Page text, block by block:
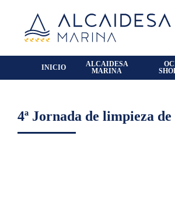
content
INICIO
ALCAIDESA
MARINA
4ª Jornada de limpieza